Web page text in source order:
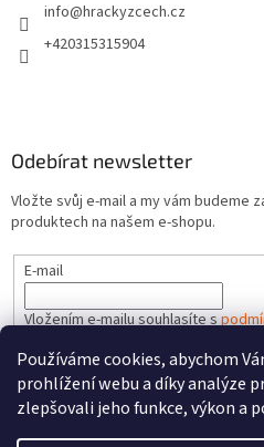
Používáme cookies, abychom
prohlížení webu a díky analýze
zlepšovali jeho funkce, výkon a
info@hrackyzcech.cz
+420315315904
Odebírat newsletter
Vložte svůj e-mail a my vám budeme
produktech na našem e-shopu.
E-mail
Vložením e-mailu souhlasíte s
PŘIHLÁSIT SE